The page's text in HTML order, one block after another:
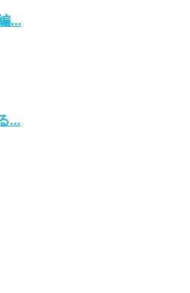
...
...